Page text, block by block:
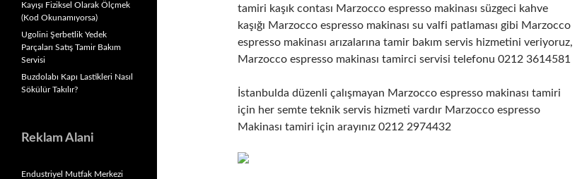
tamiri kaşık contası Marzocco espresso makinası süzgeci kahve
kaşığı Marzocco espresso makinası su valfi patlaması gibi Marzocco
espresso makinası arızalarına tamir bakım servis hizmetini veriyoruz,
Marzocco espresso makinası tamirci servisi telefonu 0212 3614581
İstanbulda düzenli çalışmayan Marzocco espresso makinası tamiri
için her semte teknik servis hizmeti vardır Marzocco espresso
Makinası tamiri için arayınız 0212 2974432
Kayışı Fiziksel Olarak Ölçmek
(Kod Okunamıyorsa)
Ugolini Şerbetlik Yedek
Parçaları Satış Tamir Bakım
Servisi
Buzdolabı Kapı Lastikleri Nasıl
Sökülür Takılır?
Reklam Alani
Endustriyel Mutfak Merkezi